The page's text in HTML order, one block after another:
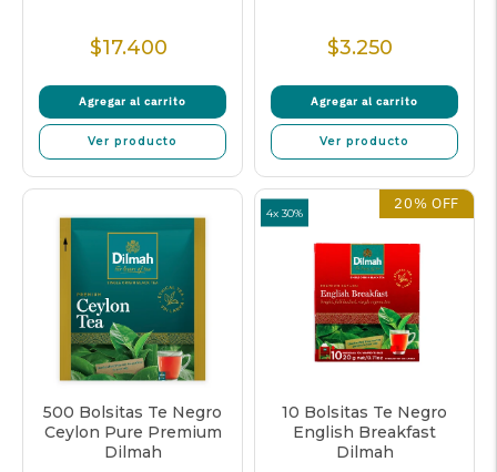
Precio
$17.400
Agregar al carrito
Ver producto
Precio
$3.250
Agregar al carrito
Ver producto
500 Bolsitas Te Negro
Ceylon Pure Premium
Dilmah
4x 30% 20% OFF
10 Bolsitas Te Negro
English Breakfast
Dilmah